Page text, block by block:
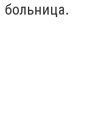
больница.